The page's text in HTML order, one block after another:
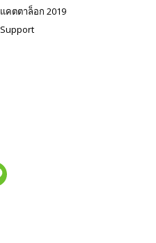
แคตตาล็อก 2019
Support